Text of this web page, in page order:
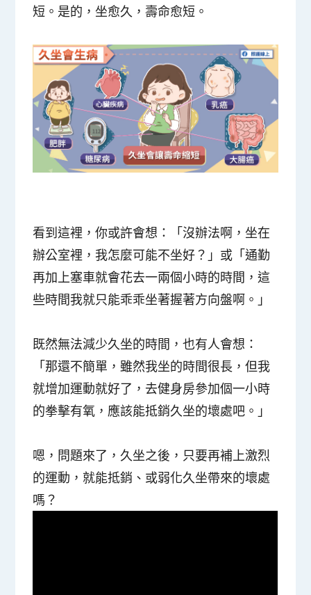
短。是的，坐愈久，壽命愈短 。
看到這裡，你或許會想：「沒辦法啊，坐在
辦公室裡，我怎麼可能不坐好？」或「通勤
再加上塞車就會花去一兩個小時的時間，這
些時間我就只能乖乖坐著握著方向盤啊。」
既然無法減少久坐的時間，也有人會想：
「那還不簡單，雖然我坐的時間很長，但我
就增加運動就好了，去健身房參加個一小時
的拳擊有氧，應該能抵銷久坐的壞處吧。」
嗯，問題來了，久坐之後，只要再補上激烈
的運動，就能抵銷、或弱化久坐帶來的壞處
嗎？